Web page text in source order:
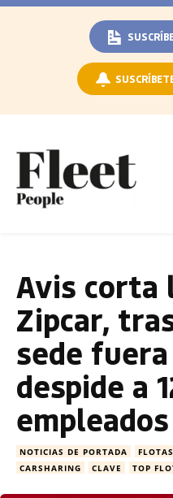
Avis corta
Zipcar,
sede
despide a
empleados
NOTICIAS DE PORTADA FLOTAS
CARSHARING
CLAVE TOP